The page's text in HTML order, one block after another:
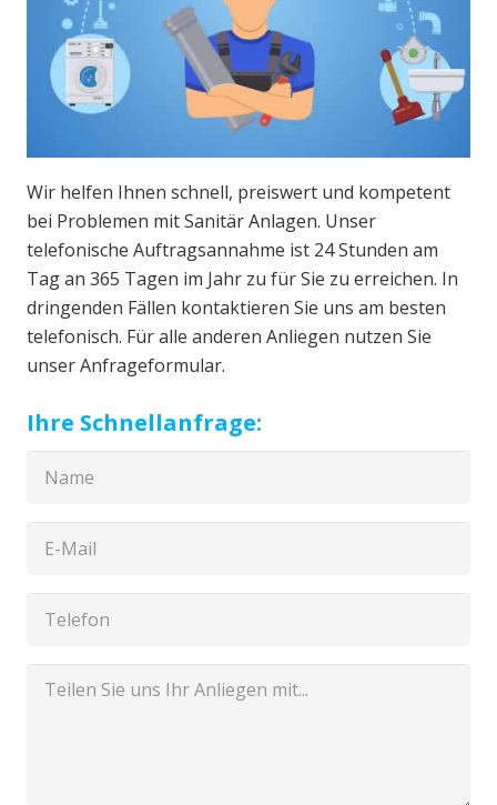
Wir helfen Ihnen schnell, preiswert und kompetent
bei Problemen mit Sanitär Anlagen. Unser
telefonische Auftragsannahme ist 24 Stunden am
Tag an 365 Tagen im Jahr zu für Sie zu erreichen. In
dringenden Fällen kontaktieren Sie uns am besten
telefonisch. Für alle anderen Anliegen nutzen Sie
unser Anfrageformular.
Ihre Schnellanfrage: